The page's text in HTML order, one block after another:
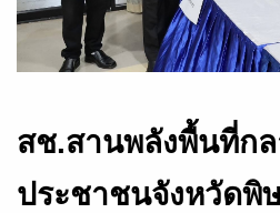
สช.สานพลังพื้นที่ก
ประชาชนจังหวัด